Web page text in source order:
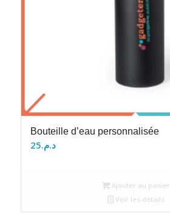
Bouteille d’eau personnalisée
د.م.25
Ajouter au panier
Voir les détails